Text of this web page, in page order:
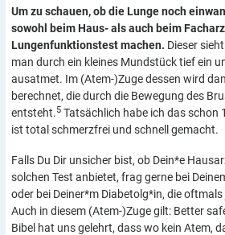
Um zu schauen, ob die Lunge noch
sowohl beim Haus- als auch beim
Lungenfunktionstest machen. Dieser
man durch ein kleines Mundstück tief ein
ausatmet. Im (Atem-)Zuge dessen wird
berechnet, die durch die Bewegung des
entsteht.5 Tatsächlich habe ich das schon
ist total schmerzfrei und schnell gemacht.
Falls Du Dir unsicher bist, ob Dein*e
solchen Test anbietet, frag gerne bei
oder bei Deiner*m Diabetolg*in, die
Auch in diesem (Atem-)Zuge gilt: Better
Bibel hat uns gelehrt, dass wo kein Atem,